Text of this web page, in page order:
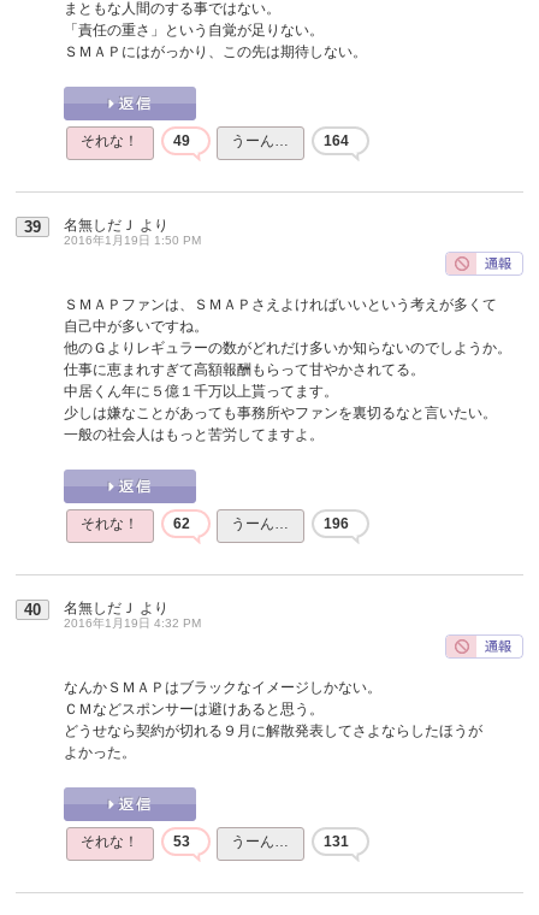
まともな人間のする事ではない。
「責任の重さ」という自覚が足りない。
ＳＭＡＰにはがっかり、この先は期待しない。
それな！ 49 うーん… 164
39 名無しだＪ より
2016年1月19日 1:50 PM
ＳＭＡＰファンは、ＳＭＡＰさえよければいいという考えが多くて
自己中が多いですね。
他のＧよりレギュラーの数がどれだけ多いか知らないのでしようか。
仕事に恵まれすぎて高額報酬もらって甘やかされてる。
中居くん年に５億１千万以上貰ってます。
少しは嫌なことがあっても事務所やファンを裏切るなと言いたい。
一般の社会人はもっと苦労してますよ。
それな！ 62 うーん… 196
40 名無しだＪ より
2016年1月19日 4:32 PM
なんかＳＭＡＰはブラックなイメージしかない。
ＣＭなどスポンサーは避けあると思う。
どうせなら契約が切れる９月に解散発表してさよならしたほうが
よかった。
それな！ 53 うーん… 131